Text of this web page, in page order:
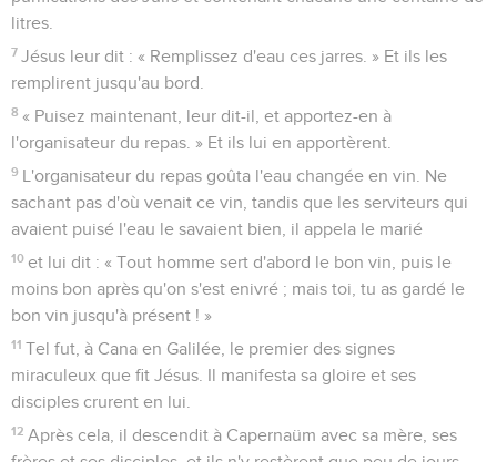
Le mariage à Cana
1 Or, le troisième jour, il y eut des noces à Cana en Galilée.
La mère de Jésus était là.
2 Jésus fut aussi invité aux noces avec ses disciples.
3 Comme le vin venait à manquer, la mère de Jésus lui dit :
« Ils n'ont plus de vin. »
4 Jésus lui répondit : « Que me veux-tu, femme ? Mon heure
n'est pas encore venue. »
5 Sa mère dit aux serviteurs : « Faites tout ce qu'il vous dira. »
Or il y avait là six jarres de pierre, destinées aux
purifications des Juifs et contenant chacune une centaine de
litres.
Jésus leur dit : « Remplissez d'eau ces jarres. » Et ils les
remplirent jusqu'au bord.
« Puisez maintenant, leur dit-il, et apportez-en à